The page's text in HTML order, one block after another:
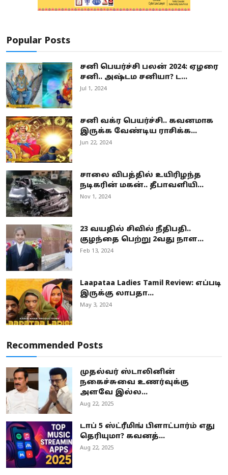
Popular Posts
சனி பெயர்ச்சி பலன் 2024: ஏழரை
சனி.. அஷ்டம சனியா? ட...
Jul 1, 2024
சனி வக்ர பெயர்ச்சி.. கவனமாக
இருக்க வேண்டிய ராசிக்க...
Jun 22, 2024
சாலை விபத்தில் உயிரிழந்த
நடிகரின் மகன்.. தீபாவளியி...
Nov 1, 2024
23 வயதில் சிவில் நீதிபதி..
குழந்தை பெற்று 2வது நாள...
Feb 13, 2024
Laapataa Ladies Tamil Review: எப்படி
இருக்கு லாபதா...
May 3, 2024
Recommended Posts
முதல்வர் ஸ்டாலினின்
நகைச்சுவை உணர்வுக்கு
அளவே இல்ல...
Aug 22, 2025
டாப் 5 ஸ்ட்ரீமிங் பிளாட்பார்ம் எது
தெரியுமா? கவனத்...
Aug 22, 2025